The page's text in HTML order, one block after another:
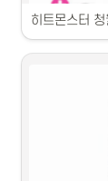
초보자용 낚싯
히트몬스터